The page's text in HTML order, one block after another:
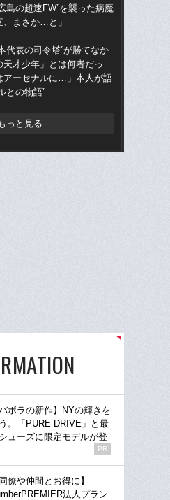
島の超速FW”を襲った病魔
、まさか…と」
代表の司令塔”が勝てなか
天才少年」とは何者だっ
アーセナルに…」本人が語
との物語”
っと見る
バボラの新作】NYの輝きを
。「PURE DRIVE」と最
ューズに限定モデルが登
PR
同僚や仲間とお得に】
法人プラン